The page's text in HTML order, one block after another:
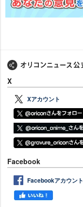
X
Xアカウント
Facebook
Facebookアカウント